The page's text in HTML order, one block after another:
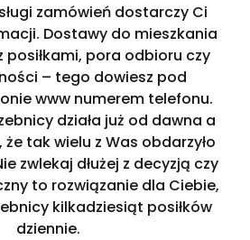
zamówień dostarczy Ci
Dostawy do mieszkania
posiłkami, pora odbioru czy
– tego dowiesz pod
www numerem telefonu.
działa już od dawna a
tak wielu z Was obdarzyło
zwlekaj dłużej z decyzją czy
to rozwiązanie dla Ciebie,
kilkadziesiąt posiłków
dziennie.